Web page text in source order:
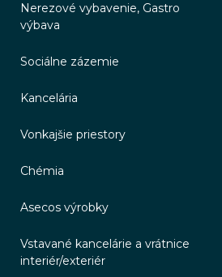
Nerezové vybavenie, Gastro
výbava
Sociálne zázemie
Kancelária
Vonkajšie priestory
Chémia
Asecos výrobky
Vstavané kancelárie a vrátnice
interiér/exteriér